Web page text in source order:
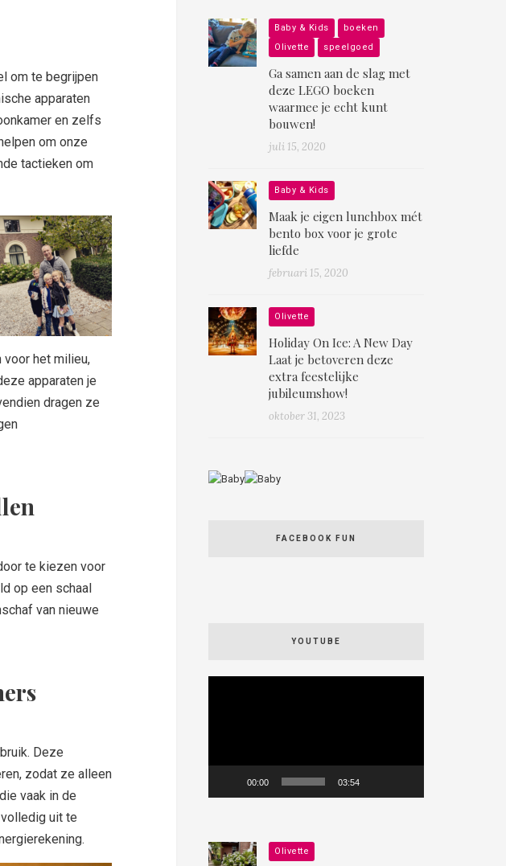
om te begrijpen
apparaten
en zelfs
om onze
tactieken om
het milieu,
apparaten je
dragen ze
te kiezen voor
op een schaal
van nieuwe
Deze
zodat ze alleen
vaak in de
uit te
Baby & Kids
boeken
Olivette
speelgoed
Ga samen aan de slag met
deze LEGO boeken
waarmee je echt kunt
bouwen!
juli 15, 2020
Baby & Kids
Maak je eigen lunchbox mét
bento box voor je grote
liefde
februari 15, 2020
Olivette
Holiday On Ice: A New Day
Laat je betoveren deze
extra feestelijke
jubileumshow!
oktober 31, 2023
FACEBOOK FUN
YOUTUBE
00:00 03:54
Olivette